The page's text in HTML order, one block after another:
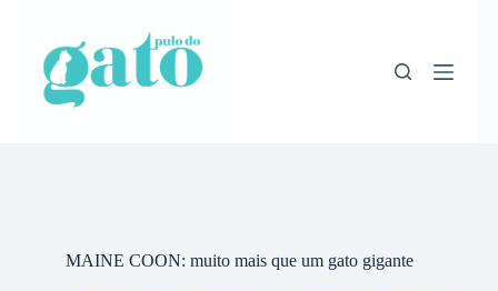
conteúdo
MAINE COON: muito mais que um gato gigante